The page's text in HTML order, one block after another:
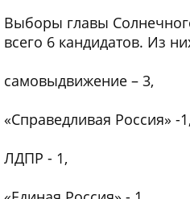
Выборы главы
всего 6 кандидатов. Из
самовыдвижение – 3,
«Справедливая Россия» -1,
ЛДПР - 1,